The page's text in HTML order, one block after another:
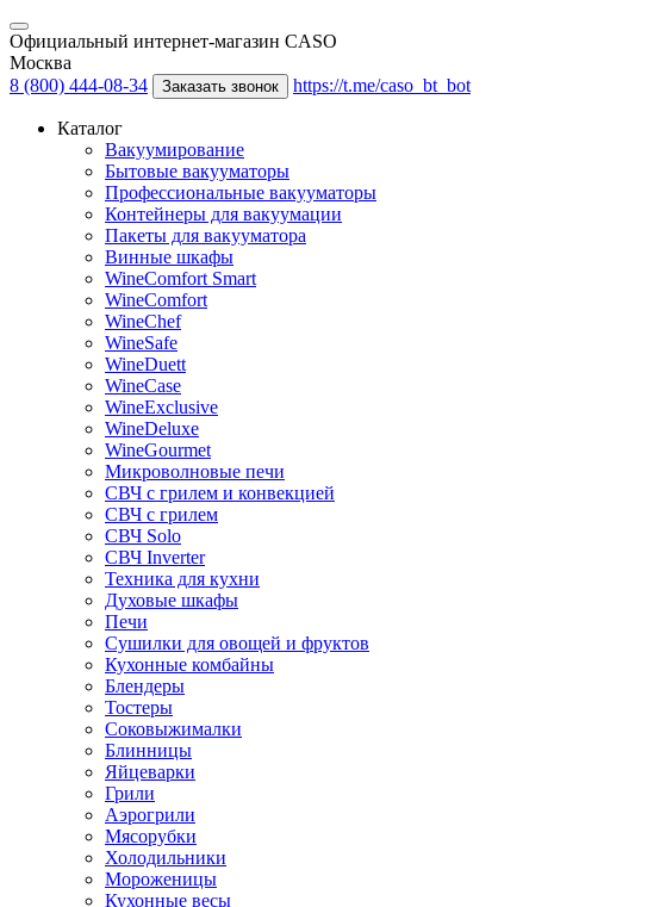
Официальный интернет-магазин CASO
Москва
8 (800) 444-08-34
Заказать звонок https://t.me/caso_bt_bot
Каталог
Вакуумирование
Бытовые вакууматоры
Профессиональные вакууматоры
Контейнеры для вакуумации
Пакеты для вакууматора
Винные шкафы
WineComfort Smart
WineComfort
WineChef
WineSafe
WineDuett
WineCase
WineExclusive
WineDeluxe
WineGourmet
Микроволновые печи
СВЧ с грилем и конвекцией
СВЧ с грилем
СВЧ Solo
СВЧ Inverter
Техника для кухни
Духовые шкафы
Печи
Сушилки для овощей и фруктов
Кухонные комбайны
Блендеры
Тостеры
Соковыжималки
Блинницы
Яйцеварки
Грили
Аэрогрили
Мясорубки
Холодильники
Мороженицы
Кухонные весы